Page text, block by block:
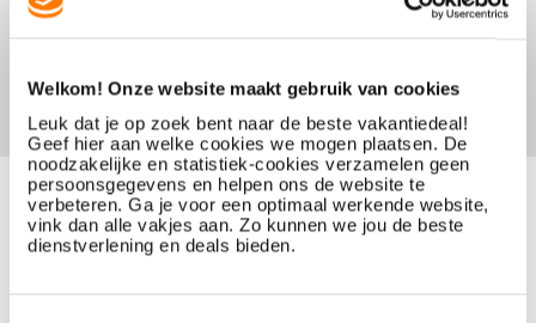
Welkom! Onze website maakt gebruik van cookies
Leuk dat je op zoek bent naar de beste vakantiedeal!
Geef hier aan welke cookies we mogen plaatsen. De
noodzakelijke en statistiek-cookies verzamelen geen
persoonsgegevens en helpen ons de website te
verbeteren. Ga je voor een optimaal werkende website,
vink dan alle vakjes aan. Zo kunnen we jou de beste
dienstverlening en deals bieden.